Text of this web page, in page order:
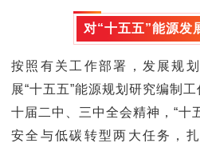
对“十五五”能源发
按照有关工作部署，发展规
展“十五五”能源规划研究编制
十届二中、三中全会精神，“十
安全与低碳转型两大任务，